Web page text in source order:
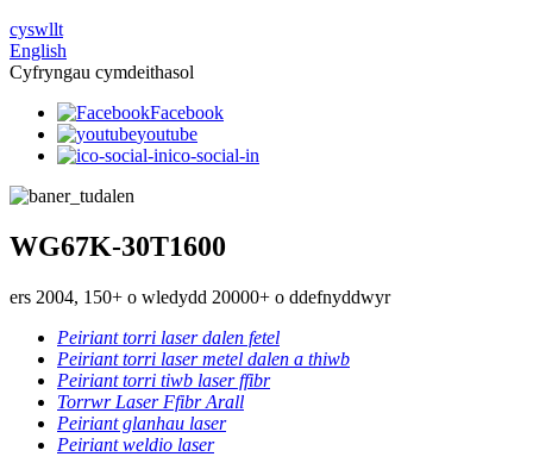
cyswllt
English
Cyfryngau cymdeithasol
Facebook
youtube
ico-social-in
WG67K-30T1600
ers 2004, 150+ o wledydd 20000+ o ddefnyddwyr
Peiriant torri laser dalen fetel
Peiriant torri laser metel dalen a thiwb
Peiriant torri tiwb laser ffibr
Torrwr Laser Ffibr Arall
Peiriant glanhau laser
Peiriant weldio laser